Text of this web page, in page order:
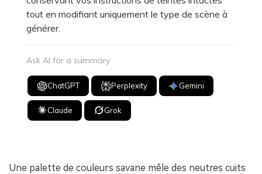
tout en modifiant uniquement le type de scène à
générer.
Ask AI for a summary
ChatGPT Perplexity Gemini
Claude Grok
Une palette de couleurs savane mêle des neutres cuits